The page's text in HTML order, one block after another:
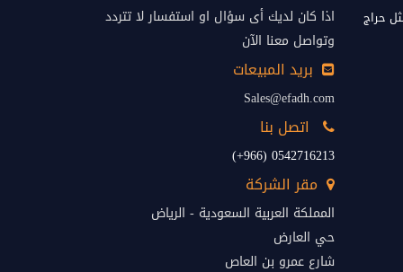
حراج
اذا كان لديك أى سؤال او استفسار لا تتردد
وتواصل معنا الآن
بريد المبيعات
Sales@efadh.com
اتصل بنا
0542716213 (966+)
مقر الشركة
المملكة العربية السعودية - الرياض
حي العارض
شارع عمرو بن العاص